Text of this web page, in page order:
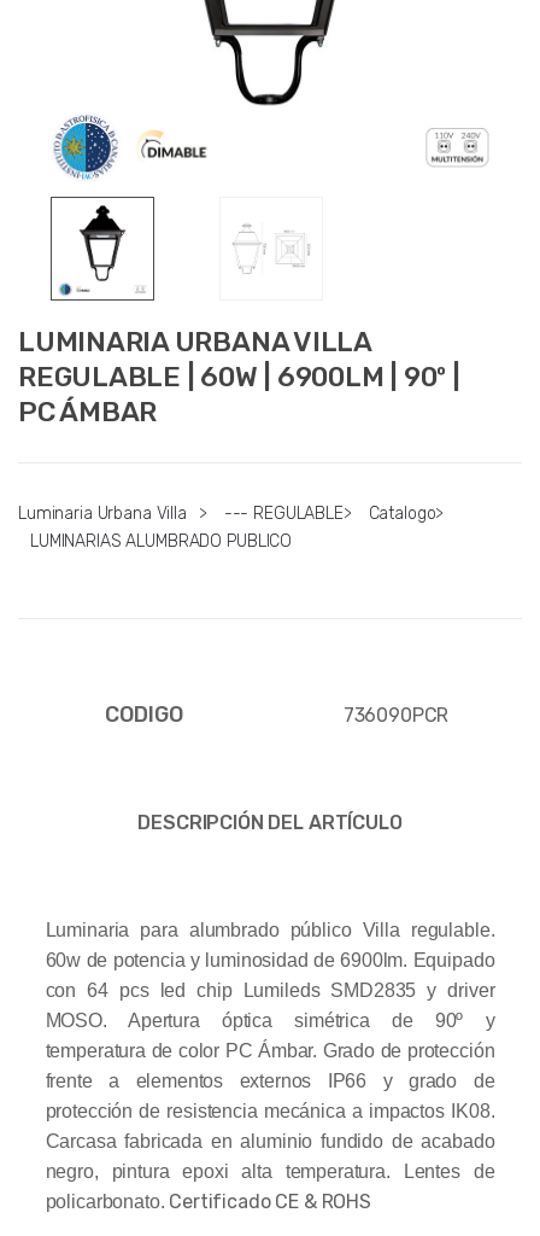
LUMINARIA URBANA VILLA
REGULABLE | 60W | 6900LM | 90º |
PC ÁMBAR
Luminaria Urbana Villa > --- REGULABLE> Catalogo>
LUMINARIAS ALUMBRADO PUBLICO
CODIGO 736090PCR
DESCRIPCIÓN DEL ARTÍCULO
Luminaria para alumbrado público Villa regulable.
60w de potencia y luminosidad de 6900lm. Equipado
con 64 pcs led chip Lumileds SMD2835 y driver
MOSO. Apertura óptica simétrica de 90º y
temperatura de color PC Ámbar. Grado de protección
frente a elementos externos IP66 y grado de
protección de resistencia mecánica a impactos IK08.
Carcasa fabricada en aluminio fundido de acabado
negro, pintura epoxi alta temperatura. Lentes de
policarbonato. Certificado CE & ROHS